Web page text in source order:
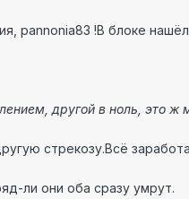
pannonia83 !В блоке
другой в ноль, это ж
стрекозу.Всё
ли они оба сразу умрут.